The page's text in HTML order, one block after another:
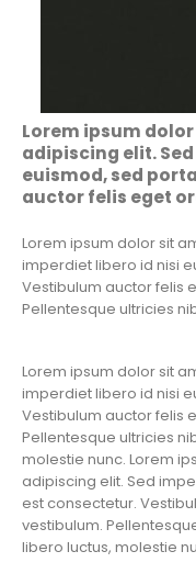
Lorem ipsum
adipiscing elit.
euismod, sed
auctor felis eget
Lorem ipsum dolor sit
imperdiet libero id nisi
Vestibulum auctor felis
Pellentesque ultricies
Lorem ipsum dolor sit
imperdiet libero id nisi
Vestibulum auctor felis
Pellentesque ultricies
molestie nunc. Lorem
adipiscing elit. Sed
est consectetur.
vestibulum.
libero luctus, molestie